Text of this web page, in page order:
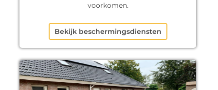
voorkomen.
Bekijk beschermingsdiensten